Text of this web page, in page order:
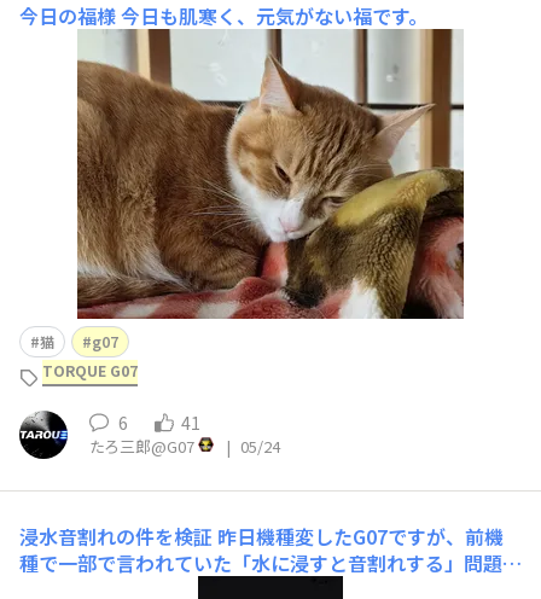
今日の福様今日も肌寒く、元気がない福です。
猫
g07
TORQUE G07
6 41
たろ三郎@G07 | 05/24
浸水音割れの件を検証 昨日機種変したG07ですが、前機
種で一部で言われていた「水に浸すと音割れする」問題が